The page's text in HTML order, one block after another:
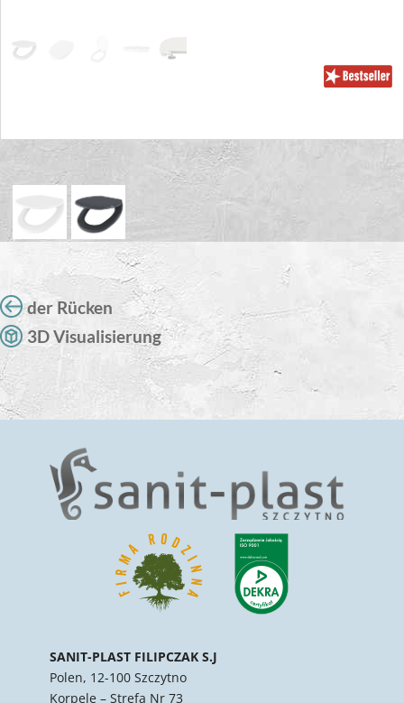
der Rücken
3D Visualisierung
SANIT-PLAST FILIPCZAK S.J
Polen, 12-100 Szczytno
Korpele – Strefa Nr 73